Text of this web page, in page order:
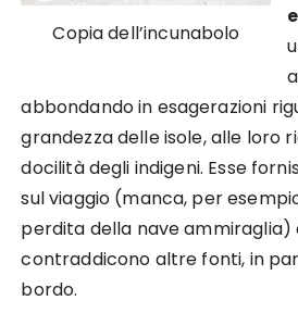
Copia dell’incunabolo
e
abbondando in esagerazioni
grandezza delle isole, alle loro
docilità degli indigeni. Esse
sul viaggio (manca, per
perdita della nave ammiraglia)
contraddicono altre fonti, in
bordo.